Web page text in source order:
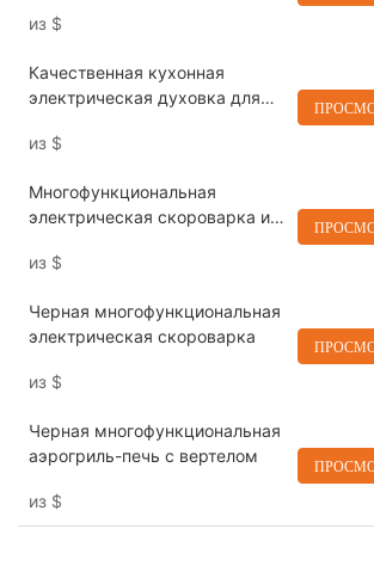
из $
Качественная кухонная
электрическая духовка для
из $
Многофункциональная
электрическая скороварка из
5 л
из $
Черная многофункциональная
электрическая скороварка
из $
Черная многофункциональная
аэрогриль-печь с вертелом
из $